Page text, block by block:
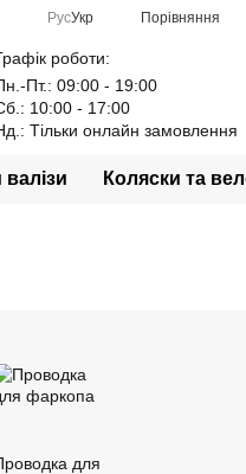
РусУкр Порівняння
роботи:
Пт.: 09:00 - 19:00
10:00 - 17:00
Тільки онлайн замовлення
Коляски та
для